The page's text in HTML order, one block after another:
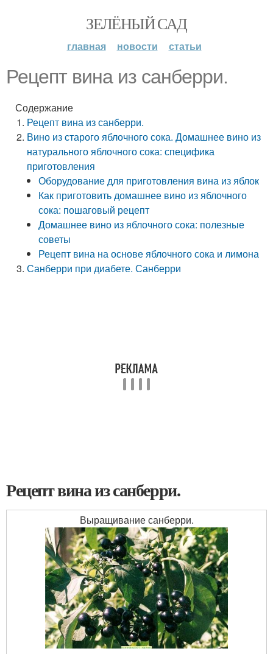
ЗЕЛЁНЫЙ САД
главная новости статьи
Рецепт вина из санберри.
Содержание
Рецепт вина из санберри.
Вино из старого яблочного сока. Домашнее вино из
натурального яблочного сока: специфика
приготовления
Оборудование для приготовления вина из яблок
Как приготовить домашнее вино из яблочного
сока: пошаговый рецепт
Домашнее вино из яблочного сока: полезные
советы
Рецепт вина на основе яблочного сока и лимона
Санберри при диабете. Санберри
Рецепт вина из санберри.
Выращивание санберри.